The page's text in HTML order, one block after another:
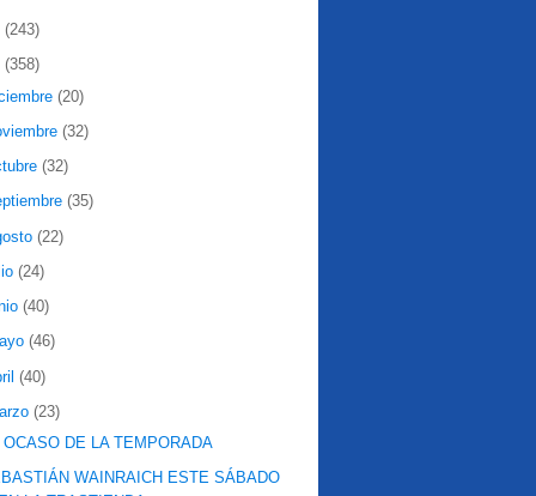
(243)
(358)
(20)
(32)
(32)
(35)
(22)
(24)
(40)
(46)
(40)
(23)
OCASO DE LA TEMPORADA
WAINRAICH ESTE SÁBADO